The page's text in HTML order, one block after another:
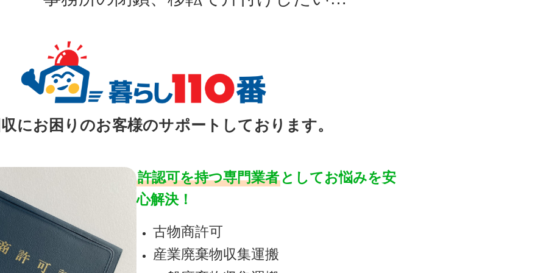
にお困りのお客様のサポートしております。
許認可を持つ専門業者 としてお悩みを安
心解決！
古物商許可
産業廃棄物収集運搬